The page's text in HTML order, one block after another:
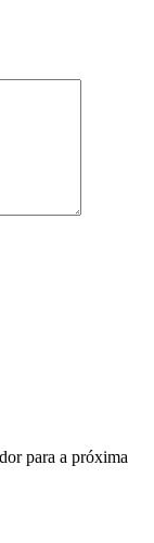
para a próxima